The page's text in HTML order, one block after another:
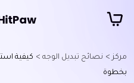
مركز > نصائح تبديل الوجه > كيفية
بخطوة